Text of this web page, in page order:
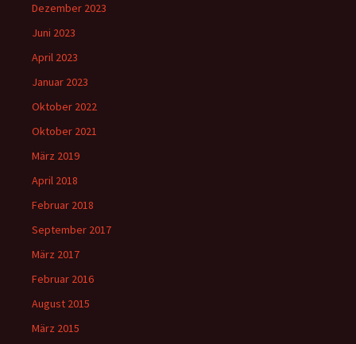
Dezember 2023
Juni 2023
April 2023
Januar 2023
Oktober 2022
Oktober 2021
März 2019
April 2018
Februar 2018
September 2017
März 2017
Februar 2016
August 2015
März 2015